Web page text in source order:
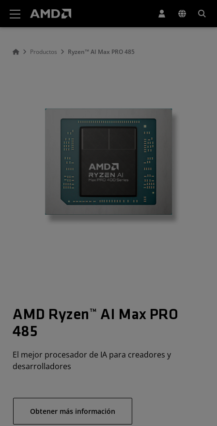
Productos Ryzen™ AI Max PRO 485
AMD Ryzen™ AI Max PRO
485
El mejor procesador de IA para creadores y
desarrolladores
Obtener más información